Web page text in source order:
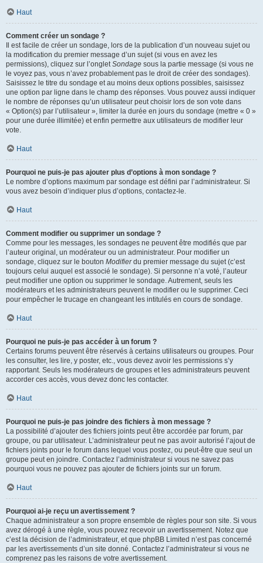
Haut
Comment créer un sondage ?
Il est facile de créer un sondage, lors de la publication d’un nouveau sujet ou
la modification du premier message d’un sujet (si vous en avez les
permissions), cliquez sur l’ongletSondage sous la partie message (si vous ne
le voyez pas, vous n’avez probablement pas le droit de créer des sondages).
Saisissez le titre du sondage et au moins deux options possibles, saisissez
une option par ligne dans le champ des réponses. Vous pouvez aussi indiquer
le nombre de réponses qu’un utilisateur peut choisir lors de son vote dans
« Option(s) par l’utilisateur », limiter la durée en jours du sondage (mettre « 0 »
pour une durée illimitée) et enfin permettre aux utilisateurs de modifier leur
vote.
Haut
Pourquoi ne puis-je pas ajouter plus d’options à mon sondage ?
Le nombre d’options maximum par sondage est défini par l’administrateur. Si
vous avez besoin d’indiquer plus d’options, contactez-le.
Haut
Comment modifier ou supprimer un sondage ?
Comme pour les messages, les sondages ne peuvent être modifiés que par
l’auteur original, un modérateur ou un administrateur. Pour modifier un
sondage, cliquez sur le bouton Modifierdu premier message du sujet (c’est
toujours celui auquel est associé le sondage). Si personne n’a voté, l’auteur
peut modifier une option ou supprimer le sondage. Autrement, seuls les
modérateurs et les administrateurs peuvent le modifier ou le supprimer. Ceci
pour empêcher le trucage en changeant les intitulés en cours de sondage.
Haut
Pourquoi ne puis-je pas accéder à un forum ?
Certains forums peuvent être réservés à certains utilisateurs ou groupes. Pour
les consulter, les lire, y poster, etc., vous devez avoir les permissions s’y
rapportant. Seuls les modérateurs de groupes et les administrateurs peuvent
accorder ces accès, vous devez donc les contacter.
Haut
Pourquoi ne puis-je pas joindre des fichiers à mon message ?
La possibilité d’ajouter des fichiers joints peut être accordée par forum, par
groupe, ou par utilisateur. L’administrateur peut ne pas avoir autorisé l’ajout de
fichiers joints pour le forum dans lequel vous postez, ou peut-être que seul un
groupe peut en joindre. Contactez l’administrateur si vous ne savez pas
pourquoi vous ne pouvez pas ajouter de fichiers joints sur un forum.
Haut
Pourquoi ai-je reçu un avertissement ?
Chaque administrateur a son propre ensemble de règles pour son site. Si vous
avez dérogé à une règle, vous pouvez recevoir un avertissement. Notez que
c’est la décision de l’administrateur, et que phpBB Limited n’est pas concerné
par les avertissements d’un site donné. Contactez l’administrateur si vous ne
comprenez pas les raisons de votre avertissement.